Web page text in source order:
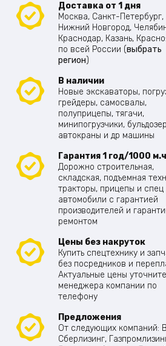
Доставка от 1 дня
Москва, Санкт-Петербург,
Нижний Новгород,
Краснодар, Казань,
по всей России (выбрать
регион)
В наличии
Новые экскаваторы,
грейдеры, самосвалы,
полуприцепы, тягачи,
минипогрузчики,
автокраны и др машины
Гарантия 1 год/1000
Дорожно строительная,
складская, подъемная
тракторы, прицепы и спец
автомобили с гарантией
производителей и
ремонтом
Цены без накруток
Купить спецтехнику и
без посредников и
Актуальные цены
менеджера компании по
телефону
Предложения
От следующих компаний:
Сберлизинг,